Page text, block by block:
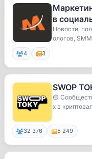
в
Новости,
ологов,
4 3
SWOP
🟡
х в
32 376 5 249